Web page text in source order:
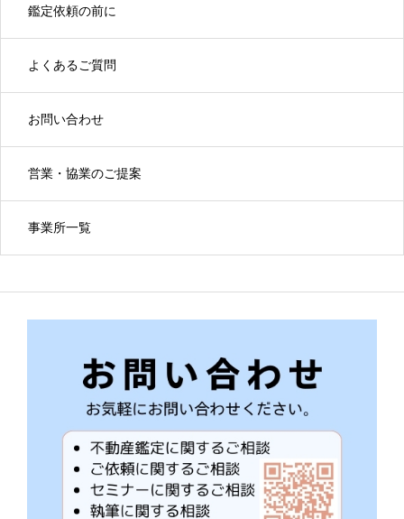
鑑定依頼の前に
よくあるご質問
お問い合わせ
営業・協業のご提案
事業所一覧